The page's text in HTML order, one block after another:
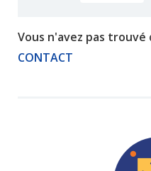
Vous n'avez pas trouvé
CONTACT